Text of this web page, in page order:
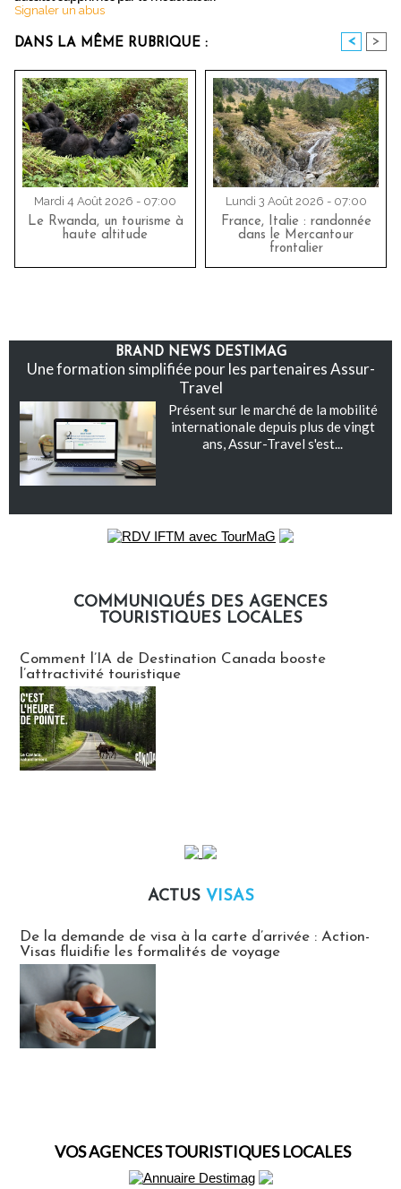
Signaler un abus
DANS LA MÊME RUBRIQUE : < >
Mardi 4 Août 2026 - 07:00
Le Rwanda, un tourisme à
haute altitude
Lundi 3 Août 2026 - 07:00
France, Italie : randonnée
dans le Mercantour
frontalier
BRAND NEWS DESTIMAG
Une formation simplifiée pour les partenaires Assur-
Travel
Présent sur le marché de la mobilité
internationale depuis plus de vingt
ans, Assur-Travel s'est...
COMMUNIQUÉS DES AGENCES
TOURISTIQUES LOCALES
Comment l’IA de Destination Canada booste
l’attractivité touristique
ACTUS VISAS
De la demande de visa à la carte d’arrivée : Action-
Visas fluidifie les formalités de voyage
VOS AGENCES TOURISTIQUES LOCALES